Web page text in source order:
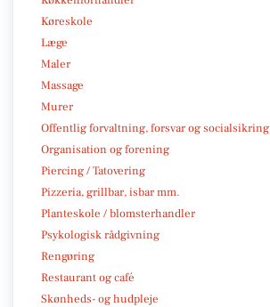
Køreskole
Læge
Maler
Massage
Murer
Offentlig forvaltning, forsvar og socialsikring
Organisation og forening
Piercing / Tatovering
Pizzeria, grillbar, isbar mm.
Planteskole / blomsterhandler
Psykologisk rådgivning
Rengøring
Restaurant og café
Skønheds- og hudpleje